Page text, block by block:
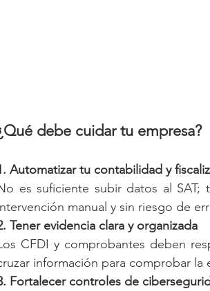
debe cuidar tu empresa?
Automatizar tu contabilidad y
es suficiente subir datos al
manual y sin riesgo de
Tener evidencia clara y organizada
CFDI y comprobantes deben
información para comprobar la
Fortalecer controles de